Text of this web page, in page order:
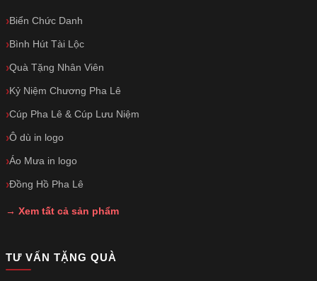
Biển Chức Danh
Bình Hút Tài Lộc
Quà Tặng Nhân Viên
Kỷ Niệm Chương Pha Lê
Cúp Pha Lê & Cúp Lưu Niệm
Ô dù in logo
Áo Mưa in logo
Đồng Hồ Pha Lê
→ Xem tất cả sản phẩm
TƯ VẤN TẶNG QUÀ